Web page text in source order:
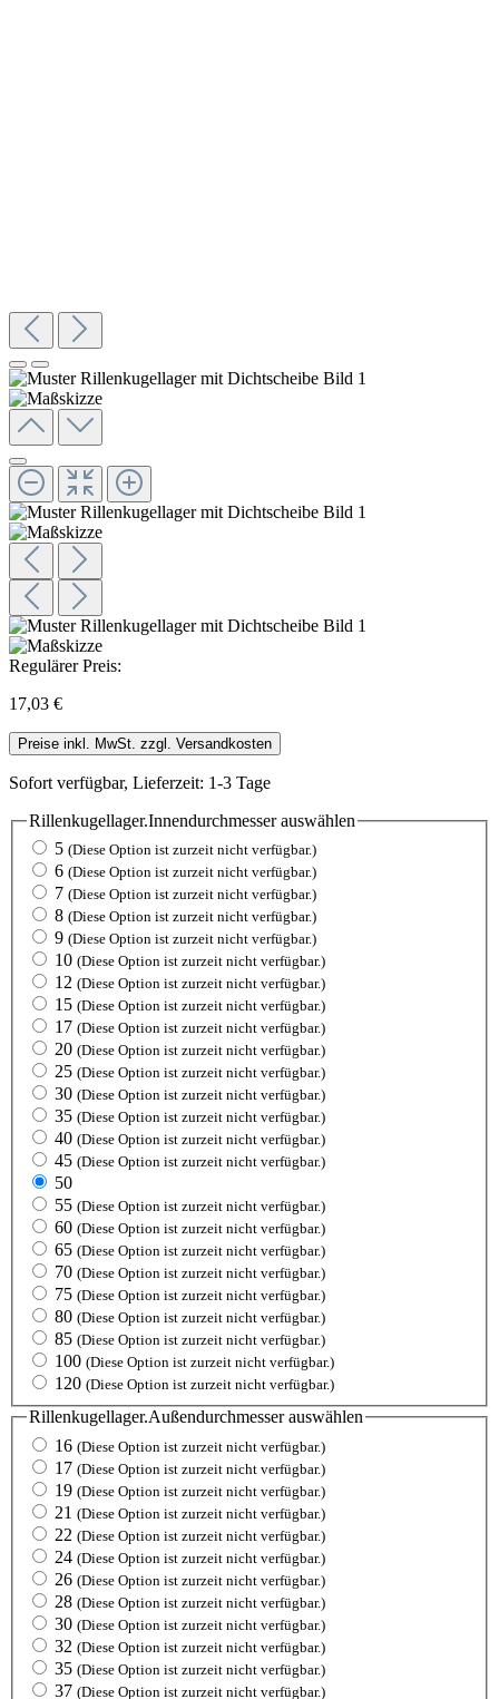
Regulärer Preis:
17,03 €
Preise inkl. MwSt. zzgl. Versandkosten
Sofort verfügbar, Lieferzeit: 1-3 Tage
Rillenkugellager.Innendurchmesserauswählen
5 (Diese Option ist zurzeit nicht verfügbar.)
6 (Diese Option ist zurzeit nicht verfügbar.)
7 (Diese Option ist zurzeit nicht verfügbar.)
8 (Diese Option ist zurzeit nicht verfügbar.)
9 (Diese Option ist zurzeit nicht verfügbar.)
10 (Diese Option ist zurzeit nicht verfügbar.)
12 (Diese Option ist zurzeit nicht verfügbar.)
15 (Diese Option ist zurzeit nicht verfügbar.)
17 (Diese Option ist zurzeit nicht verfügbar.)
20 (Diese Option ist zurzeit nicht verfügbar.)
25 (Diese Option ist zurzeit nicht verfügbar.)
30 (Diese Option ist zurzeit nicht verfügbar.)
35 (Diese Option ist zurzeit nicht verfügbar.)
40 (Diese Option ist zurzeit nicht verfügbar.)
45 (Diese Option ist zurzeit nicht verfügbar.)
50
55 (Diese Option ist zurzeit nicht verfügbar.)
60 (Diese Option ist zurzeit nicht verfügbar.)
65 (Diese Option ist zurzeit nicht verfügbar.)
70 (Diese Option ist zurzeit nicht verfügbar.)
75 (Diese Option ist zurzeit nicht verfügbar.)
80 (Diese Option ist zurzeit nicht verfügbar.)
85 (Diese Option ist zurzeit nicht verfügbar.)
100 (Diese Option ist zurzeit nicht verfügbar.)
120 (Diese Option ist zurzeit nicht verfügbar.)
Rillenkugellager.Außendurchmesserauswählen
16 (Diese Option ist zurzeit nicht verfügbar.)
17 (Diese Option ist zurzeit nicht verfügbar.)
19 (Diese Option ist zurzeit nicht verfügbar.)
21 (Diese Option ist zurzeit nicht verfügbar.)
22 (Diese Option ist zurzeit nicht verfügbar.)
24 (Diese Option ist zurzeit nicht verfügbar.)
26 (Diese Option ist zurzeit nicht verfügbar.)
28 (Diese Option ist zurzeit nicht verfügbar.)
30 (Diese Option ist zurzeit nicht verfügbar.)
32 (Diese Option ist zurzeit nicht verfügbar.)
35 (Diese Option ist zurzeit nicht verfügbar.)
37 (Diese Option ist zurzeit nicht verfügbar.)